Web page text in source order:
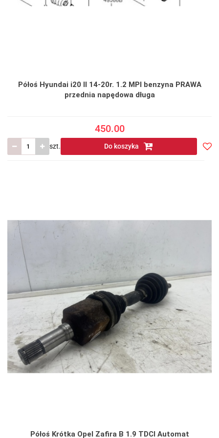
Półoś Hyundai i20 II 14-20r. 1.2 MPI benzyna PRAWA
przednia napędowa długa
450.00
szt. Do koszyka
Półoś Krótka Opel Zafira B 1.9 TDCI Automat